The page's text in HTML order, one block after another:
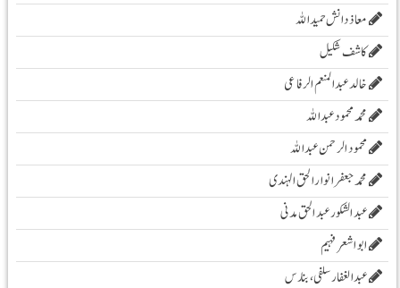
معاذ دانش حمید اللہ
کاشف شکیل
خالد عبدالمنعم الرفاعی
محمد محمود عبداللہ
محمود الرحمن عبد اللہ
محمد جعفر انوار الحق الہندی
عبد الشکور عبد الحق مدنی
ابو اشعر فہیم
عبدالغفار سلفی، بنارس